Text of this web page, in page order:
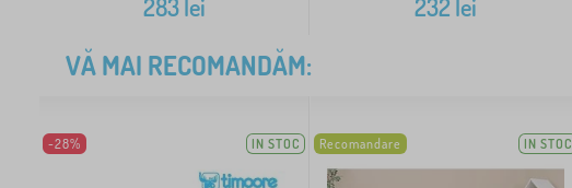
283lei 232 lei
VĂ MAI RECOMANDĂM:
-28% IN STOC Recomandare IN STOC